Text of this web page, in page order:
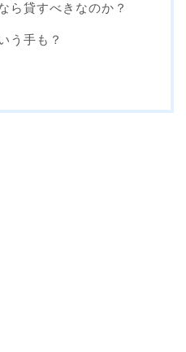
ら貸すべきなのか？
う手も？